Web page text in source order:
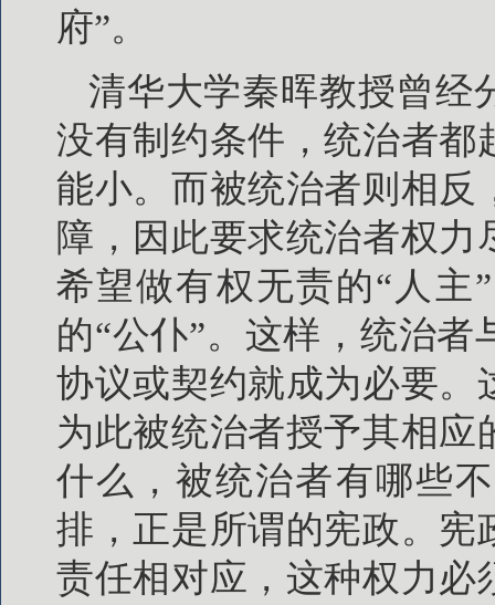
府”。
清华大学秦晖教授曾经
没有制约条件，统治者都
能小。而被统治者则相反
障，因此要求统治者权
希望做有权无责的“人主
的“公仆”。这样，统治
协议或契约就成为必要。
为此被统治者授予其相
什么，被统治者有哪些
排，正是所谓的宪政。宪
责任相对应，这种权力必